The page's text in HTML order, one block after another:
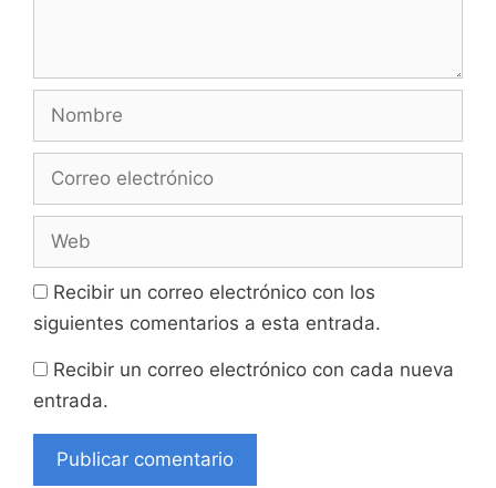
Nombre
Correo
Web
Recibir un correo electrónico con los
siguientes comentarios a esta entrada.
Recibir un correo electrónico con cada nueva
entrada.